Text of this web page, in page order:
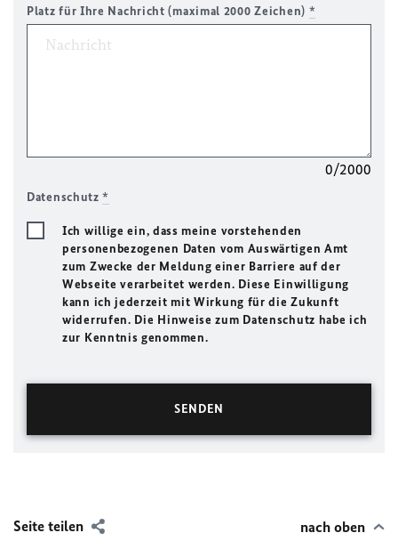
Platz für Ihre Nachricht (maximal 2000 Zeichen) *
0/2000
Datenschutz*
Ich willige ein, dass meine vorstehenden
personenbezogenen Daten vom Auswärtigen Amt
zum Zwecke der Meldung einer Barriere auf der
Webseite verarbeitet werden. Diese Einwilligung
kann ich jederzeit mit Wirkung für die Zukunft
widerrufen. Die Hinweise zum Datenschutz habe ich
zur Kenntnis genommen.
Seite teilen nach oben